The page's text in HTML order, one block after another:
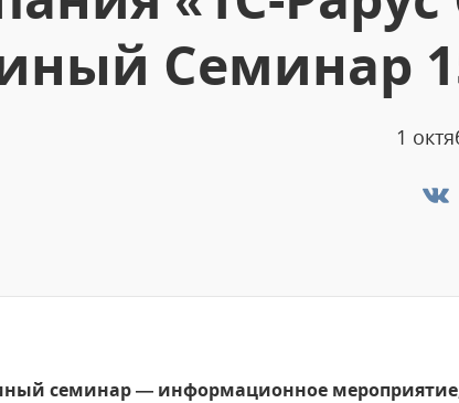
Семинар
1
семинар — информационное